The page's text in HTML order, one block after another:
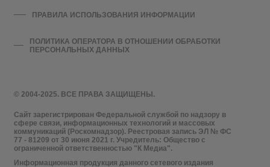
© 2004-2025. ВСЕ ПРАВА ЗАЩИЩЕНЫ.
Сайт зарегистрирован Федеральной службой по надзору в
сфере связи, информационных технологий и массовых
коммуникаций (Роскомнадзор). Реестровая запись ЭЛ № ФС
77 - 81209 от 30 июня 2021 г. Учредитель: Общество с
ограниченной ответственностью "К Медиа".
Информационная продукция данного сетевого издания
ПРАВИЛА ИСПОЛЬЗОВАНИЯ ИНФОРМАЦИИ
ПОЛИТИКА ОПЕРАТОРА В ОТНОШЕНИИ ОБРАБОТКИ
ПЕРСОНАЛЬНЫХ ДАННЫХ